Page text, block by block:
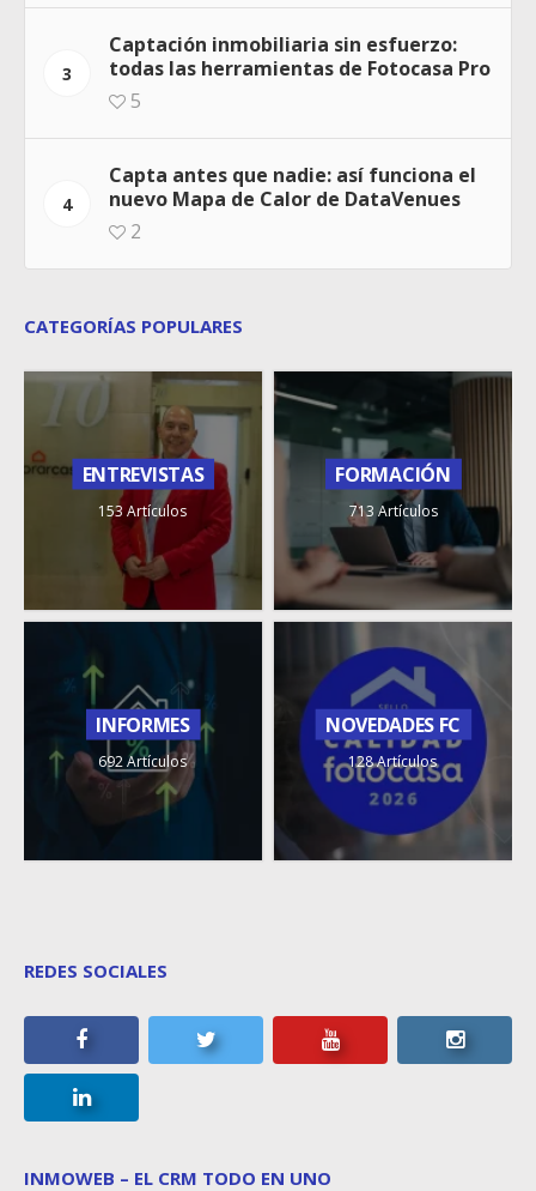
3
Captación inmobiliaria sin esfuerzo:
todas las herramientas de Fotocasa Pro
5
4
Capta antes que nadie: así funciona el
nuevo Mapa de Calor de DataVenues
2
CATEGORÍAS POPULARES
ENTREVISTAS
153 Artículos
FORMACIÓN
713 Artículos
INFORMES
692 Artículos
NOVEDADES FC
128 Artículos
REDES SOCIALES
INMOWEB – EL CRM TODO EN UNO